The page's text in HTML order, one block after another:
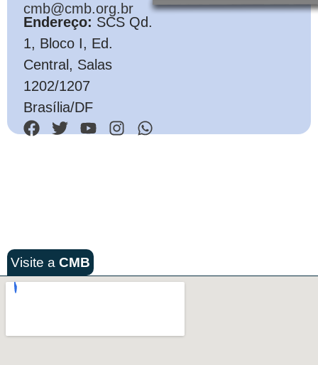
cmb@cmb.org.br
Endereço: SCS Qd.
1, Bloco I, Ed.
Central, Salas
1202/1207
Brasília/DF
Visite a CMB